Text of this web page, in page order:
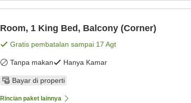
Room, 1 King Bed, Balcony (Corner)
Gratis pembatalan sampai 17 Agt
Tanpa makan Hanya Kamar
Bayar di properti
Rincian paket lainnya